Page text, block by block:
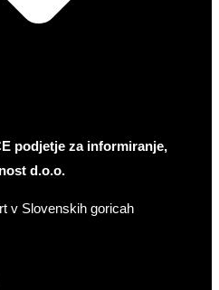
podjetje za informiranje,
d.o.o.
v Slovenskih goricah